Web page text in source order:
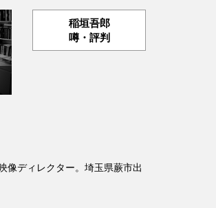
稲垣吾郎
噂・評判
像ディレクター。埼玉県蕨市出